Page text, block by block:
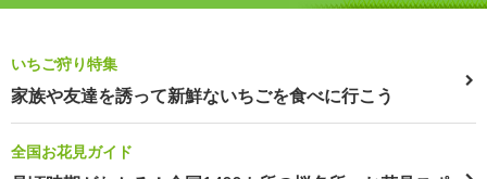
いちご狩り特集
家族や友達を誘って新鮮ないちごを食べに行こう
全国お花見ガイド